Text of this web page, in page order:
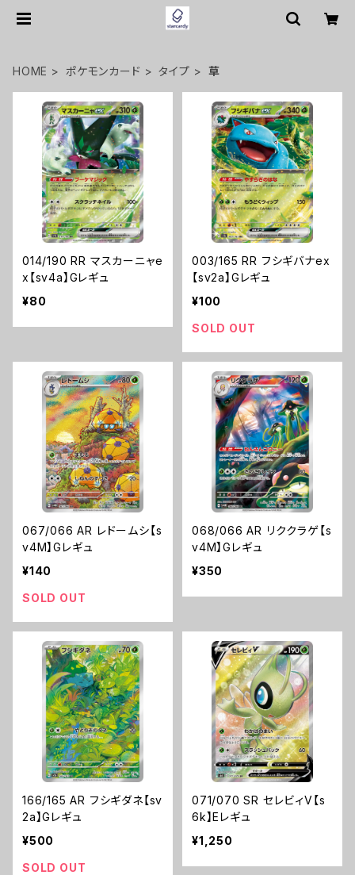
HOME ポケモンカード タイプ 草
014/190 RR マスカーニャe
x【sv4a】Gレギュ
¥80
003/165 RR フシギバナex
【sv2a】Gレギュ
¥100
SOLD OUT
067/066 AR レドームシ【s
v4M】Gレギュ
¥140
SOLD OUT
068/066 AR リククラゲ【s
v4M】Gレギュ
¥350
166/165 AR フシギダネ【sv
2a】Gレギュ
¥500
SOLD OUT
071/070 SR セレビィV【s
6k】Eレギュ
¥1,250